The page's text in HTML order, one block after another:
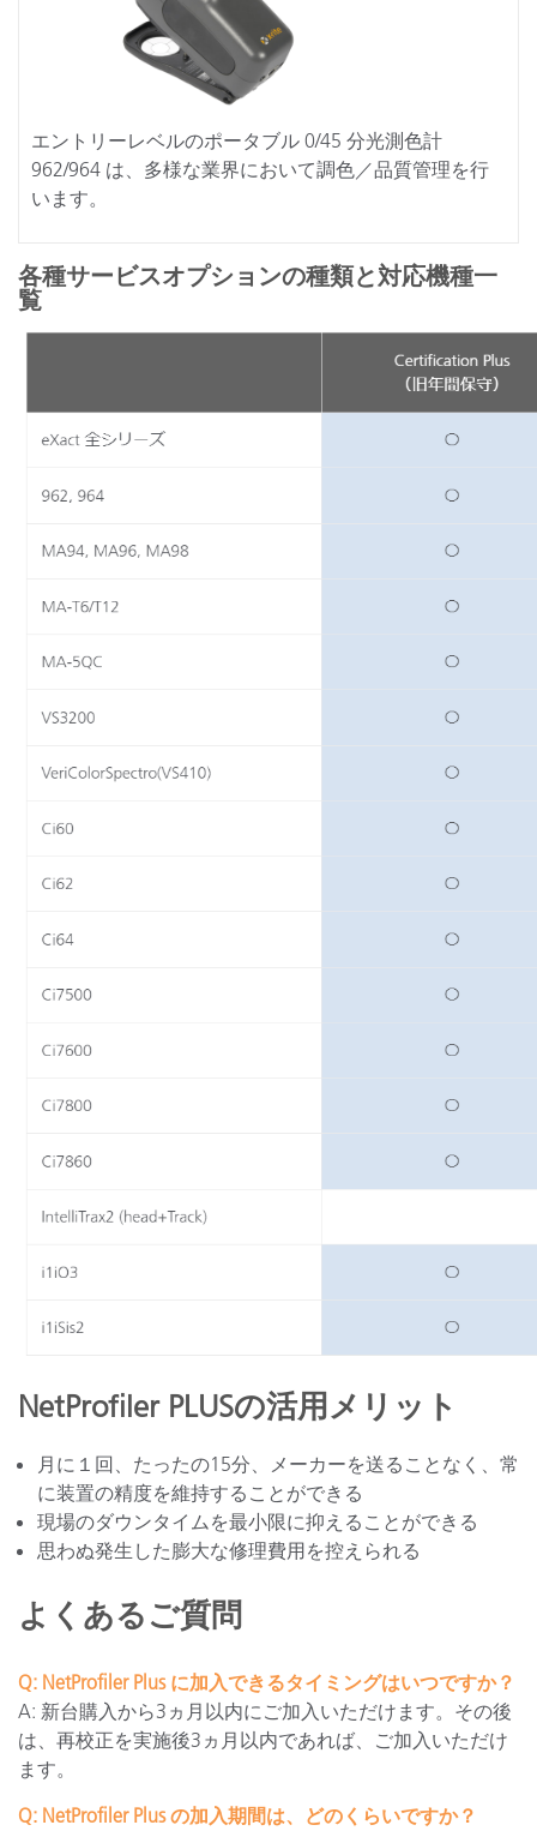
エントリーレベルのポータブル 0/45 分光測色計
962/964 は、多様な業界において調色／品質管理を行
います。
各種サービスオプションの種類と対応機種一
覧
NetProfiler PLUSの活用メリット
月に１回、たったの15分、メーカーを送ることなく、常
に装置の精度を維持することができる
現場のダウンタイムを最小限に抑えることができる
思わぬ発生した膨大な修理費用を控えられる
よくあるご質問
Q: NetProfiler Plus に加入できるタイミングはいつですか？
A: 新台購入から3ヵ月以内にご加入いただけます。その後
は、再校正を実施後3ヵ月以内であれば、ご加入いただけ
ます。
Q: NetProfiler Plus の加入期間は、どのくらいですか？